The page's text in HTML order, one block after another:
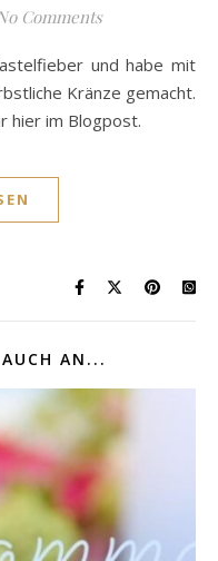
Comments
Kränze gemacht.
hier im Blogpost.
AN...